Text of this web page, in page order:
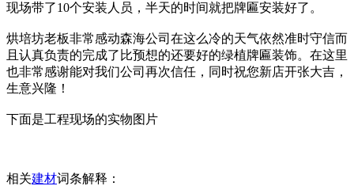
现场带了10个安装人员，半天的时间就把牌匾安装好了。
烘培坊老板非常感动森海公司在这么冷的天气依然准时守信而
且认真负责的完成了比预想的还要好的绿植牌匾装饰。在这里
也非常感谢能对我们公司再次信任，同时祝您新店开张大吉，
生意兴隆！
下面是工程现场的实物图片
相关建材词条解释：